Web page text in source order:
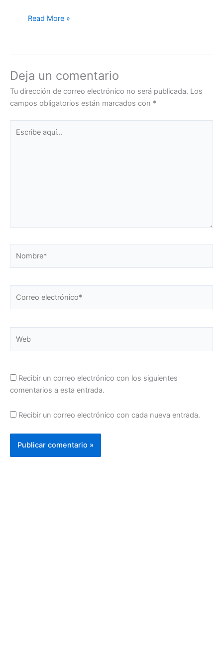
Read More »
Deja un comentario
Tu dirección de correo electrónico no será publicada. Los
campos obligatorios están marcados con *
aquí...
Recibir un correo electrónico con los siguientes
comentarios a esta entrada.
Recibir un correo electrónico con cada nueva entrada.